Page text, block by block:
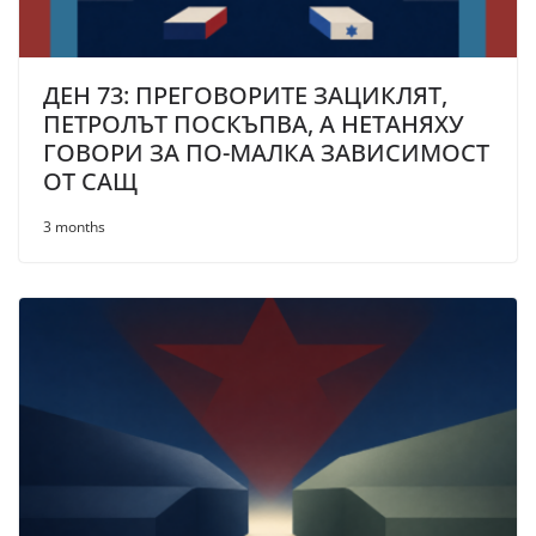
ДЕН 73: ПРЕГОВОРИТЕ ЗАЦИКЛЯТ,
ПЕТРОЛЪТ ПОСКЪПВА, А НЕТАНЯХУ
ГОВОРИ ЗА ПО-МАЛКА ЗАВИСИМОСТ
ОТ САЩ
3 months